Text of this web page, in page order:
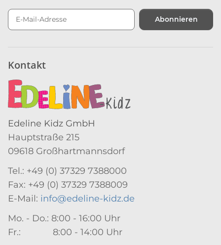
Abonnieren
Kontakt
Edeline Kidz GmbH
Hauptstraße 215
09618 Großhartmannsdorf
Tel.: +49 (0) 37329 7388000
Fax: +49 (0) 37329 7388009
E-Mail: info@edeline-kidz.de
Mo. - Do.: 8:00 - 16:00 Uhr
Fr.: 8:00 - 14:00 Uhr